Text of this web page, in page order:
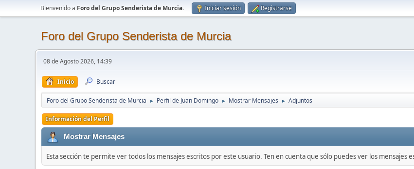
Bienvenido a Foro del Grupo Senderista de Murcia. Iniciar sesión Registrarse
Foro del Grupo Senderista de Murcia
08 de Agosto 2026, 14:39
Inicio Buscar
Foro del Grupo Senderista de Murcia ► Perfil de Juan Domingo ► Mostrar Mensajes ► Adjuntos
Información del Perfil
Mostrar Mensajes
Esta sección te permite ver todos los mensajes escritos por este usuario. Ten en cuenta que sólo puedes ver los mensajes